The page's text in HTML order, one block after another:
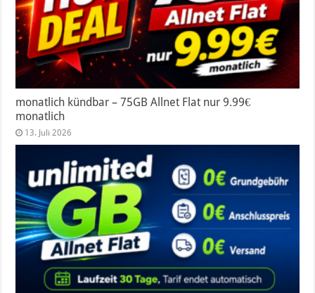
monatlich kündbar – 75GB Allnet Flat nur 9.99€
monatlich
13. Juli 2026